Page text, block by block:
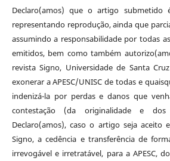
Declaro(amos) que o artigo submetido
representando reprodução, ainda que
assumindo a responsabilidade por todas
emitidos, bem como também
revista Signo, Universidade de Santa
exonerar a APESC/UNISC de todas e
indenizá-la por perdas e danos que
contestação (da originalidade e
Declaro(amos), caso o artigo seja aceito
Signo, a cedência e transferência de
irrevogável e irretratável, para a APESC,